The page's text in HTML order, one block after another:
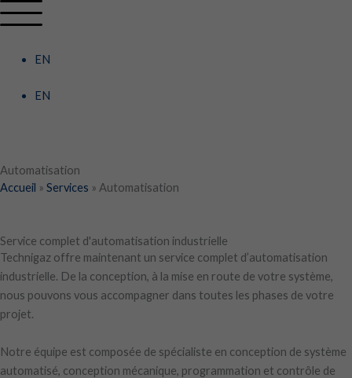
au
EN
EN
Automatisation
Accueil » Services » Automatisation
Service complet d'automatisation industrielle
Technigaz offre maintenant un service complet d’automatisation
industrielle. De la conception, à la mise en route de votre système,
nous pouvons vous accompagner dans toutes les phases de votre
projet.
Notre équipe est composée de spécialiste en conception de système
automatisé, conception mécanique, programmation et contrôle de
Menu
Menu